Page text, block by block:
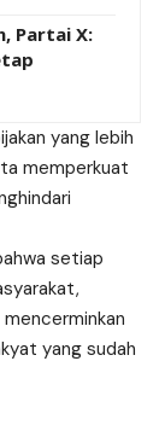
Partai X:
yang lebih
memperkuat
setiap
mencerminkan
yang sudah